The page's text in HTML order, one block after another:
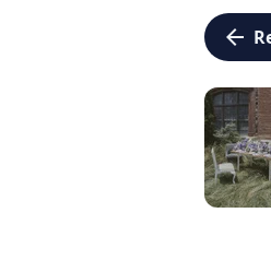
arrow_left